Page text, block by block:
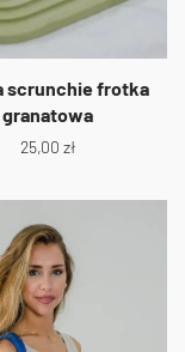
scrunchie frotka
granatowa
25,00 zł